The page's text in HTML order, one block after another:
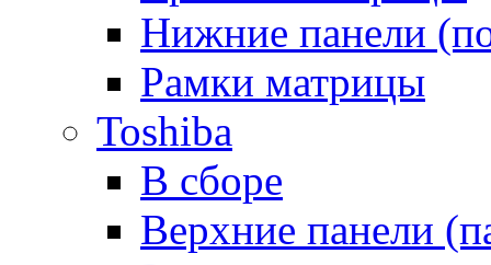
Нижние панели
Рамки матрицы
Toshiba
В сборе
Верхние панели